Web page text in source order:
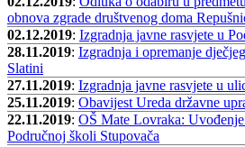
obnova zgrade društvenog doma
02.12.2019: Izgradnja javne rasvjete u
28.11.2019: Izgradnja i opremanje
Slatini
27.11.2019: Izgradnja javne rasvjete u
25.11.2019: Obavijest Ureda državne
22.11.2019: OŠ Mate Lovraka:
Područnoj školi Stupovača